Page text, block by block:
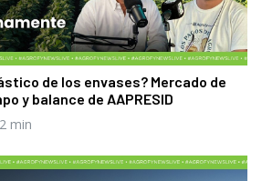
de los envases? Mercado de
y balance de AAPRESID
min